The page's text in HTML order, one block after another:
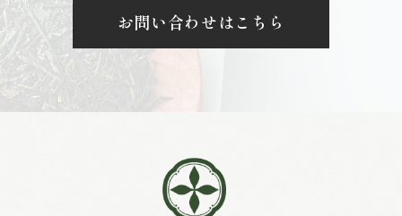
お問い合わせはこちら